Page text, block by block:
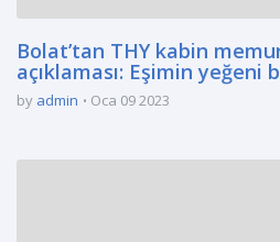
Bolat’tan THY kabin
açıklaması: Eşimin yeğeni
by admin Oca 09 2023